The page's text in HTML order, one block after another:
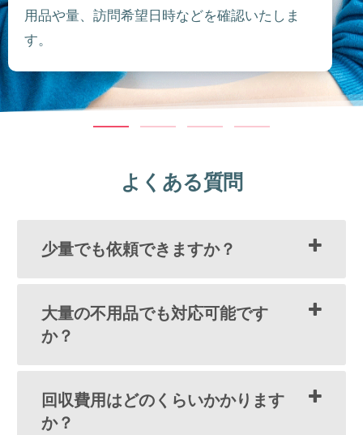
用品や量、訪問希望日時などを確認いたしま
す。
よくある質問
少量でも依頼できますか？
大量の不用品でも対応可能です
か？
回収費用はどのくらいかかります
か？